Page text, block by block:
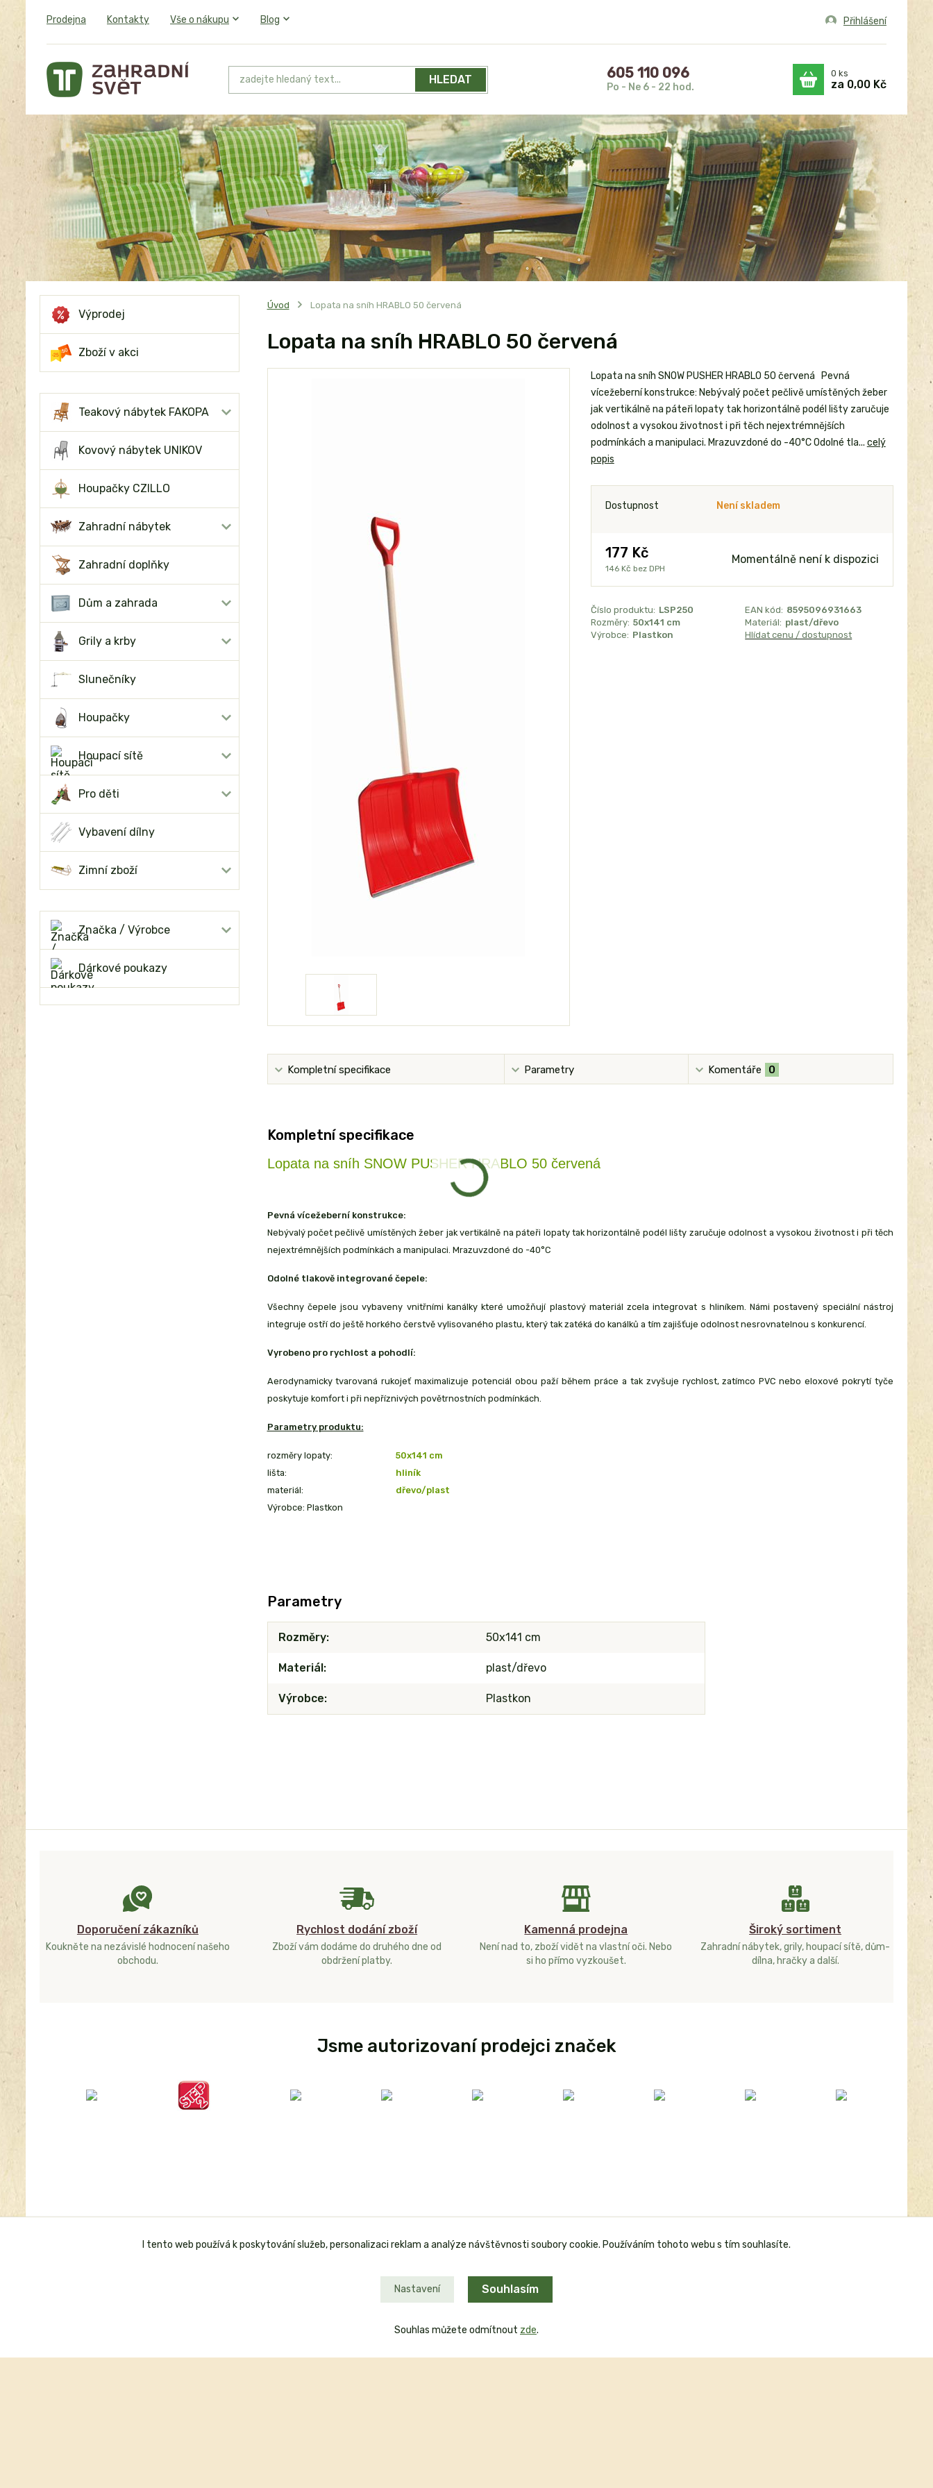
Prodejna Kontakty Vše o nákupu Blog Přihlášení
HLEDAT 605 110 096
Po - Ne 6 - 22 hod.
0 ks
za 0,00 Kč
Výprodej
Zboží v akci
Teakový nábytek FAKOPA
Kovový nábytek UNIKOV
Houpačky CZILLO
Zahradní nábytek
Zahradní doplňky
Dům a zahrada
Grily a krby
Slunečníky
Houpačky
Houpací sítě
Pro děti
Vybavení dílny
Zimní zboží
Značka / Výrobce
Dárkové poukazy
Úvod Lopata na sníh HRABLO 50 červená
Lopata na sníh HRABLO 50 červená
Lopata na sníh SNOW PUSHER HRABLO 50 červená Pevná
vícežeberní konstrukce: Nebývalý počet pečlivě umístěných žeber
jak vertikálně na páteři lopaty tak horizontálně podél lišty zaručuje
odolnost a vysokou životnost i při těch nejextrémnějších
podmínkách a manipulaci. Mrazuvzdoné do -40°C Odolné tla... celý
popis
Dostupnost Není skladem
177 Kč
146 Kč bez DPH
Momentálně není k dispozici
Číslo produktu: LSP250 EAN kód: 8595096931663
Rozměry: 50x141 cm Materiál: plast/dřevo
Výrobce: Plastkon Hlídat cenu / dostupnost
Kompletní specifikace Parametry Komentáře 0
Kompletní specifikace
Lopata na sníh SNOW PUSHER HRABLO 50 červená
Pevná vícežeberní konstrukce:
Nebývalý počet pečlivě umístěných žeber jak vertikálně na páteři lopaty tak horizontálně podél lišty zaručuje odolnost a vysokou životnost i při těch
nejextrémnějších podmínkách a manipulaci. Mrazuvzdoné do -40°C
Odolné tlakově integrované čepele:
Všechny čepele jsou vybaveny vnitřními kanálky které umožňují plastový materiál zcela integrovat s hliníkem. Námi postavený speciální nástroj
integruje ostří do ještě horkého čerstvě vylisovaného plastu, který tak zatéká do kanálků a tím zajišťuje odolnost nesrovnatelnou s konkurencí.
Vyrobeno pro rychlost a pohodlí:
Aerodynamicky tvarovaná rukojeť maximalizuje potenciál obou paží během práce a tak zvyšuje rychlost, zatímco PVC nebo eloxové pokrytí tyče
poskytuje komfort i při nepříznivých povětrnostních podmínkách.
Parametry produktu:
rozměry lopaty:
50x141 cm
lišta:
hliník
materiál:
dřevo/plast
Výrobce: Plastkon
Parametry
Rozměry 50x141 cm
Materiál plast/dřevo
Výrobce Plastkon
Doporučení zákazníků
Koukněte na nezávislé hodnocení našeho
obchodu.
Rychlost dodání zboží
Zboží vám dodáme do druhého dne od
obdržení platby.
Kamenná prodejna
Není nad to, zboží vidět na vlastní oči. Nebo
si ho přímo vyzkoušet.
Široký sortiment
Zahradní nábytek, grily, houpací sítě, dům-
dílna, hračky a další.
Jsme autorizovaní prodejci značek
Mohlo by se vám hodit Garance kvality
I tento web používá k poskytování služeb, personalizaci reklam a analýze návštěvnosti soubory cookie. Používáním tohoto webu s tím souhlasíte.
Nastavení Souhlasím
Souhlas můžete odmítnout zde.